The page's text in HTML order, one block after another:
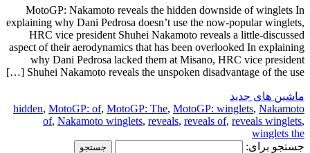
MotoGP: Nakamoto reveals the hidden downside of winglets In
explaining why Dani Pedrosa doesn’t use the now-popular winglets,
HRC vice president Shuhei Nakamoto reveals a little-discussed
aspect of their aerodynamics that has been overlooked In explaining
why Dani Pedrosa lacked them at Misano, HRC vice president
Shuhei Nakamoto reveals the unspoken disadvantage of the use […]
ماشین های جدید
hidden, MotoGP: of, MotoGP: The, MotoGP: winglets, Nakamoto
of, Nakamoto winglets, reveals, reveals of, reveals winglets,
winglets the
جستجو برای: